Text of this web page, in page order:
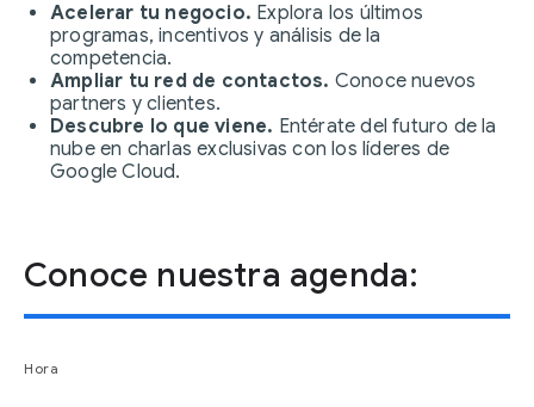
Acelerar tu negocio. Explora los últimos
programas, incentivos y análisis de la
competencia.
Ampliar tu red de contactos. Conoce nuevos
partners y clientes.
Descubre lo que viene. Entérate del futuro de la
nube en charlas exclusivas con los líderes de
Google Cloud.
Conoce nuestra agenda:
Hora